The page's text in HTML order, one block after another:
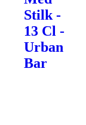
Stilk -
13 Cl -
Urban
Bar